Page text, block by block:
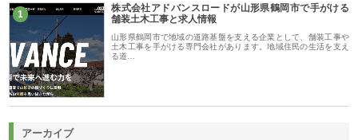
1
株式会社アドバンスロードが山形県鶴岡市で手がける
舗装土木工事と求人情報
山形県鶴岡市で地域の道路基盤を支える企業として、舗装工事や
土木工事を手がける専門会社があります。地域住民の生活を支え
る道…
アーカイブ